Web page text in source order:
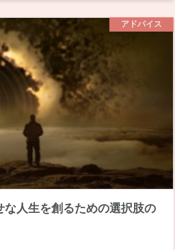
人生を創るための選択肢の
アドバイス